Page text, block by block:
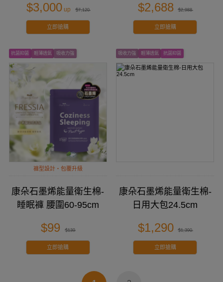
$3,000 $7,120
立即搶購
$2,688 $2,988
立即搶購
抗菌抑菌 輕薄透氣 吸收力強
褲型設計・包覆升級
康朵石墨烯能量衛生棉-
睡眠褲 腰圍60-95cm
$99 $139
立即搶購
吸收力強 輕薄透氣 抗菌抑菌
康朵石墨烯能量衛生棉-
日用大包24.5cm
$1,290 $1,390
立即搶購